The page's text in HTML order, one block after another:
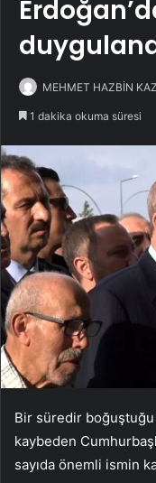
MEHMET HAZBİN
1 dakika okuma süresi
Bir süredir boğuştuğu
kaybeden
sayıda önemli ismin